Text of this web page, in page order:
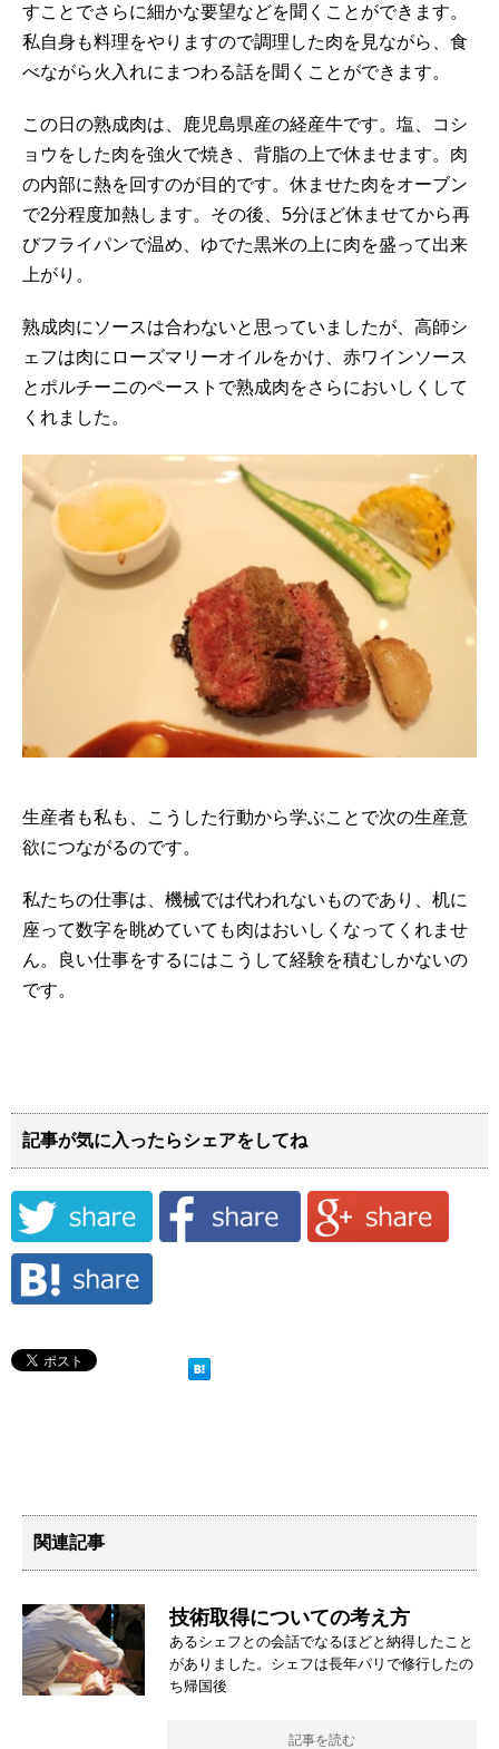
すことでさらに細かな要望などを聞くことができます。
私自身も料理をやりますので調理した肉を見ながら、食
べながら火入れにまつわる話を聞くことができます。
この日の熟成肉は、鹿児島県産の経産牛です。塩、コシ
ョウをした肉を強火で焼き、背脂の上で休ませます。肉
の内部に熱を回すのが目的です。休ませた肉をオーブン
で2分程度加熱します。その後、5分ほど休ませてから再
びフライパンで温め、ゆでた黒米の上に肉を盛って出来
上がり。
熟成肉にソースは合わないと思っていましたが、高師シ
ェフは肉にローズマリーオイルをかけ、赤ワインソース
とポルチーニのペーストで熟成肉をさらにおいしくして
くれました。
生産者も私も、こうした行動から学ぶことで次の生産意
欲につながるのです。
私たちの仕事は、機械では代われないものであり、机に
座って数字を眺めていても肉はおいしくなってくれませ
ん。良い仕事をするにはこうして経験を積むしかないの
です。
記事が気に入ったらシェアをしてね
関連記事
技術取得についての考え方
あるシェフとの会話でなるほどと納得したこと
がありました。シェフは長年パリで修行したの
ち帰国後
記事を読む